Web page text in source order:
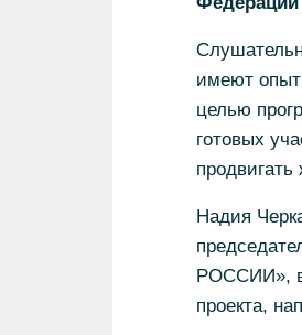
имеют опыт
целью
готовых
Надия
РОССИИ», в
проекта,